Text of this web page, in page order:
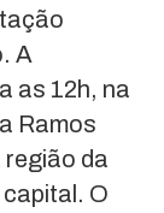
A
as 12h, na
Ramos
região da
O